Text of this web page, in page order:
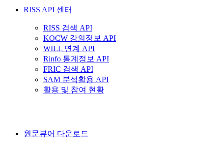
RISS API 센터
RISS 검색 API
KOCW 강의정보 API
WILL 연계 API
Rinfo 통계정보 API
FRIC 검색 API
SAM 분석활용 API
활용 및 참여 현황
원문뷰어 다운로드